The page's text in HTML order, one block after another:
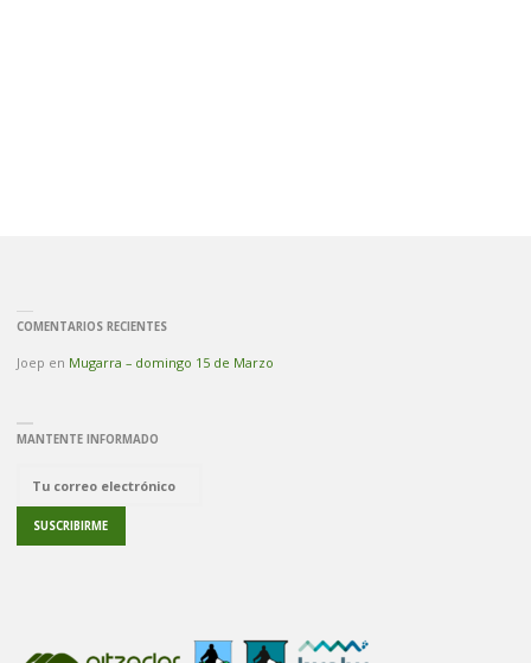
COMENTARIOS RECIENTES
Joep en Mugarra – domingo 15 de Marzo
MANTENTE INFORMADO